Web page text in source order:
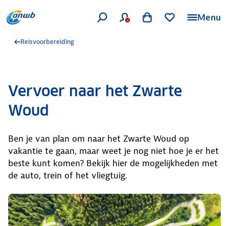
Menu
Reisvoorbereiding
Vervoer naar het Zwarte
Woud
Ben je van plan om naar het Zwarte Woud op
vakantie te gaan, maar weet je nog niet hoe je er het
beste kunt komen? Bekijk hier de mogelijkheden met
de auto, trein of het vliegtuig.